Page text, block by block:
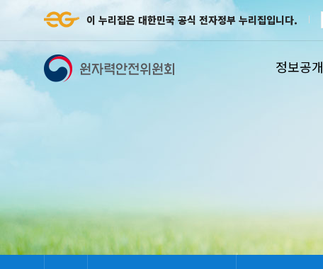
이 누리집은 대한민국 공식 전자정부 누리집입니다.
정보공개